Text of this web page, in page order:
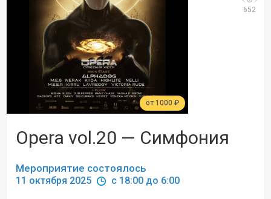
от 1000 ₽
652
Opera vol.20 — Симфония
Мероприятие состоялось
11 октября 2025 c 18:00 до 6:00